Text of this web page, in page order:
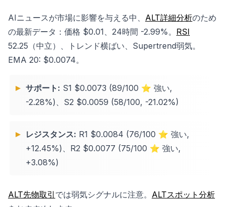
AIニュースが市場に影響を与える中、 ALT詳細分析のため
の最新データ：価格 $0.01、24時間 -2.99%。 RSI
52.25（中立）、トレンド横ばい、Supertrend弱気。
EMA 20: $0.0074。
サポート: S1 $0.0073 (89/100 ⭐ 強い,
-2.28%)、S2 $0.0059 (58/100, -21.02%)
レジスタンス: R1 $0.0084 (76/100 ⭐ 強い,
+12.45%)、R2 $0.0077 (75/100 ⭐ 強い,
+3.08%)
ALT先物取引 では弱気シグナルに注意。 ALTスポット分析